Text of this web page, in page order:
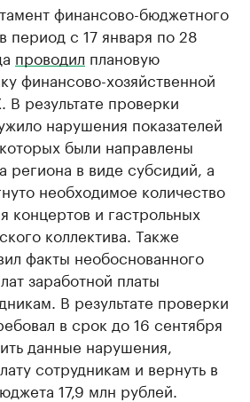
финансово-бюджетного
период с 17 января по 28
проводил плановую
финансово-хозяйственной
В результате проверки
нарушения показателей
были направлены
региона в виде субсидий, а
необходимое количество
концертов и гастрольных
коллектива. Также
факты необоснованного
заработной платы
В результате проверки
в срок до 16 сентября
данные нарушения,
сотрудникам и вернуть в
17,9 млн рублей.